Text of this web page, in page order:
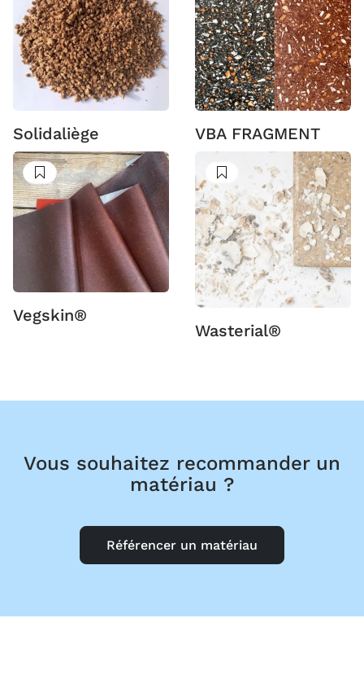
Solidaliège VBA FRAGMENT
Suivre
Vegskin®
Suivre
Wasterial®
Vous souhaitez recommander un
matériau ?
Référencer un matériau